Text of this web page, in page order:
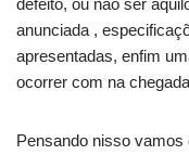
anunciada ,
apresentadas, enfim
ocorrer com na
Pensando nisso